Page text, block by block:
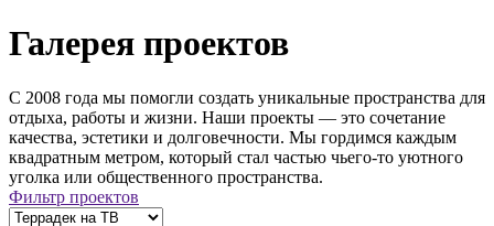
Галерея проектов
С 2008 года мы помогли создать уникальные пространства для
отдыха, работы и жизни. Наши проекты — это сочетание
качества, эстетики и долговечности. Мы гордимся каждым
квадратным метром, который стал частью чьего-то уютного
уголка или общественного пространства.
Фильтр проектов